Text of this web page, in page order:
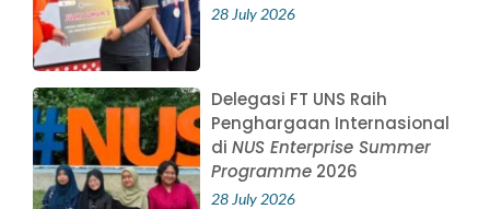
28 July 2026
Delegasi FT UNS Raih
Penghargaan Internasional
diNUS Enterprise Summer
Programme 2026
28 July 2026